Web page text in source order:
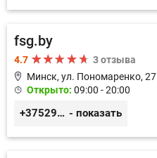
fsg.by
4.7
3 отзыва
Минск, ул. Пономаренко, 27
Открыто: 09:00 - 20:00
+375291882338 - показать